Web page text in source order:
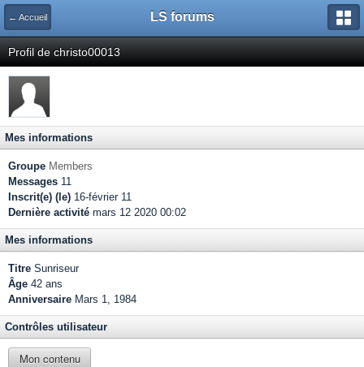
← Accueil LS forums
Profil de christo00013
Mes informations
Groupe Members
Messages 11
Inscrit(e) (le) 16-février 11
Dernière activité mars 12 2020 00:02
Mes informations
Titre Sunriseur
Âge 42 ans
Anniversaire Mars 1, 1984
Contrôles utilisateur
Mon contenu